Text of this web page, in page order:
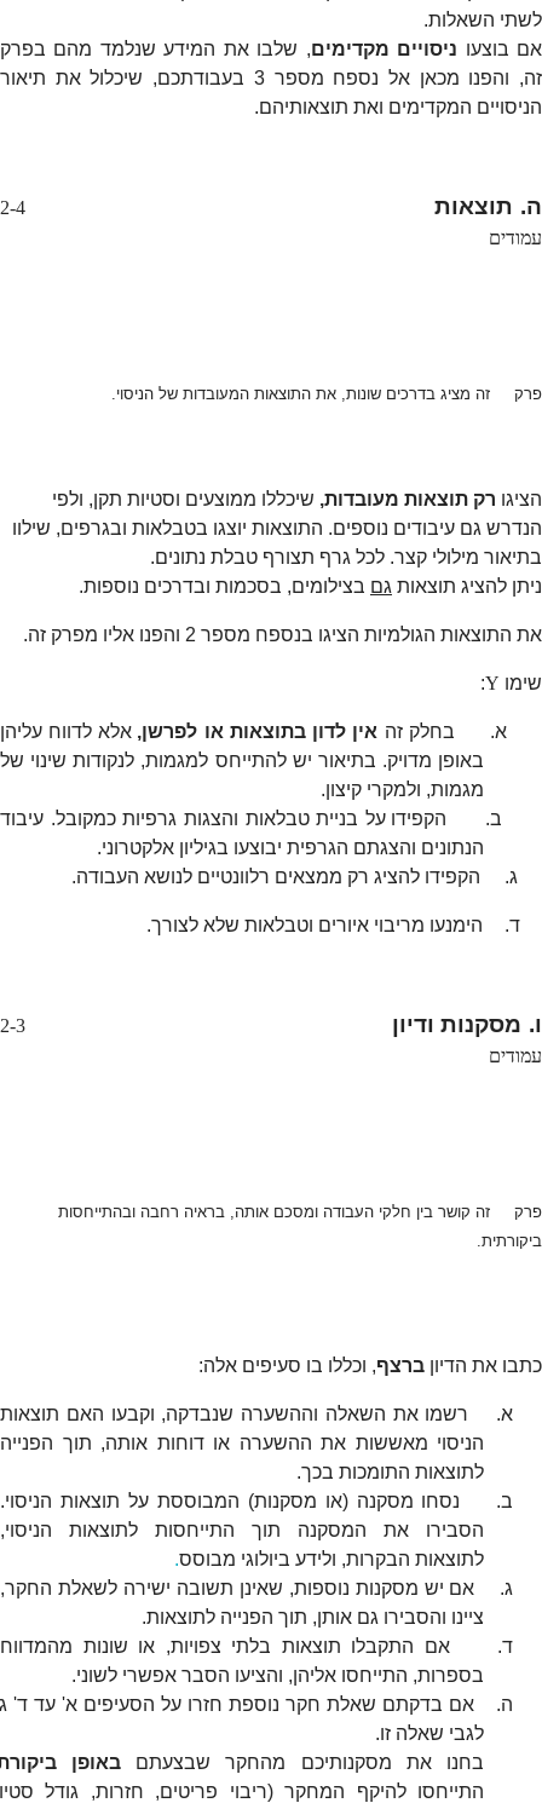
לשתי השאלות.
אם בוצעו ניסויים מקדימים, שלבו את המידע שנלמד מהם בפרק
זה, והפנו מכאן אל נספח מספר 3 בעבודתכם, שיכלול את תיאור
הניסויים המקדימים ואת תוצאותיהם.
ה. תוצאות
2-4
עמודים
פרק זה מציג בדרכים שונות, את התוצאות המעובדות של הניסוי.
הציגו רק תוצאות מעובדות, שיכללו ממוצעים וסטיות תקן, ולפי
הנדרש גם עיבודים נוספים. התוצאות יוצגו בטבלאות ובגרפים, שילוו
בתיאור מילולי קצר. לכל גרף תצורף טבלת נתונים.
ניתן להציג תוצאות גם בצילומים, בסכמות ובדרכים נוספות.
את התוצאות הגולמיות הציגו בנספח מספר 2 והפנו אליו מפרק זה.
שימו Y
:
א. בחלק זה אין לדון בתוצאות או לפרשן, אלא לדווח עליהן
באופן מדויק. בתיאור יש להתייחס למגמות, לנקודות שינוי של
מגמות, ולמקרי קיצון.
ב.
הקפידו על בניית טבלאות והצגות גרפיות כמקובל. עיבוד
הנתונים והצגתם הגרפית יבוצעו בגיליון אלקטרוני.
ג.
הקפידו להציג רק ממצאים רלוונטיים לנושא העבודה.
ד. הימנעו מריבוי איורים וטבלאות שלא לצורך.
ו. מסקנות ודיון
2-3
עמודים
פרק זה קושר בין חלקי העבודה ומסכם אותה, בראיה רחבה ובהתייחסות
ביקורתית.
כתבו את הדיון ברצף, וכללו בו סעיפים אלה:
א.
רשמו את השאלה וההשערה שנבדקה, וקבעו האם תוצאות
הניסוי מאששות את ההשערה או דוחות אותה, תוך הפנייה
לתוצאות התומכות בכך.
ב.
נסחו מסקנה (או מסקנות) המבוססת על תוצאות הניסוי.
הסבירו את המסקנה תוך התייחסות לתוצאות הניסוי,
לתוצאות הבקרות, ולידע ביולוגי מבוסס.
ג.
אם יש מסקנות נוספות, שאינן תשובה ישירה לשאלת החקר,
ציינו והסבירו גם אותן, תוך הפנייה לתוצאות.
ד.
אם התקבלו תוצאות בלתי צפויות, או שונות מהמדווח
בספרות, התייחסו אליהן, והציעו הסבר אפשרי לשוני.
ה.
אם בדקתם שאלת חקר נוספת חזרו על הסעיפים א' עד ד'
לגבי שאלה זו.
בחנו את מסקנותיכם מהחקר שבצעתם באופן
התייחסו להיקף המחקר (ריבוי פריטים, חזרות, גודל